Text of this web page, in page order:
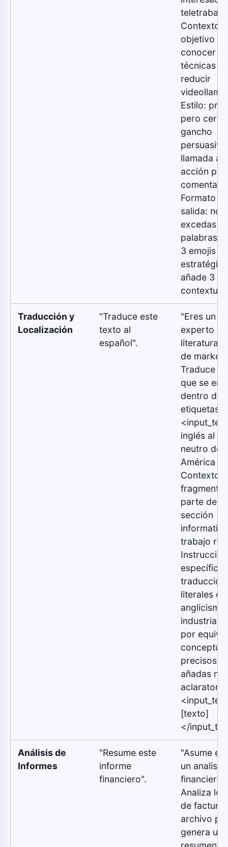
teletrabajo.
Contexto:
objetivo
conocer
técnicas
reducir
Estilo:
pero
gancho
llamada a
acción
comentar.
Formato
salida: no
excedas
palabras,
3 emojis
añade 3
Traducción y
Localización
"Traduce este
texto al
español".
"Eres un
experto en
literatura
de
Traduce
que se
dentro de
etiquetas
inglés al
neutro de
América
Contexto:
fragmento
parte de
sección
trabajo
Instrucción
literales de
industria,
por
precisos.
añadas
[texto]
</
Análisis de
Informes
"Resume este
informe
financiero".
"Asume el
un analista
financiero
Analiza
de
archivo
genera un